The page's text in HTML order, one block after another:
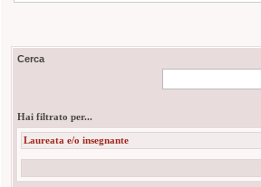
Cerca
Hai filtrato per...
Laureata e/o insegnante